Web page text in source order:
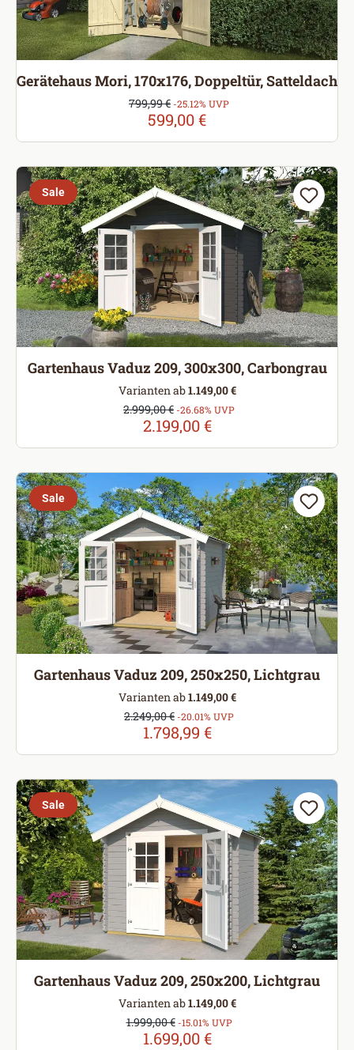
Gerätehaus Mori, 170x176, Doppeltür, Satteldach
Verkaufspreis:
599,00 €
Regulärer Preis:
799,99 € -25.12% UVP
Sale
Gartenhaus Vaduz 209, 300x300, Carbongrau
Varianten ab1.149,00 €
Verkaufspreis:
2.199,00 €
Regulärer Preis:
2.999,00 € -26.68% UVP
Sale
Gartenhaus Vaduz 209, 250x250, Lichtgrau
Varianten ab1.149,00 €
Verkaufspreis:
1.798,99 €
Regulärer Preis:
2.249,00 € -20.01% UVP
Sale
Gartenhaus Vaduz 209, 250x200, Lichtgrau
Varianten ab1.149,00 €
Verkaufspreis:
1.699,00 €
Regulärer Preis:
1.999,00 € -15.01% UVP